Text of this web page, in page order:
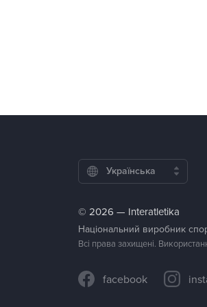
Українська
© 2026 — Interatletika
Національний виробник
Всі права захищені.
facebook